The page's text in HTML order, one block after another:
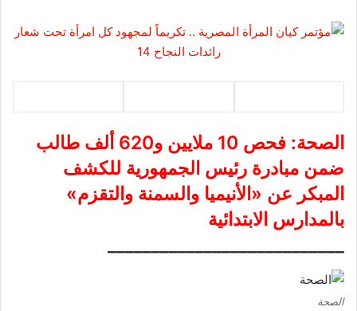
الصحة: فحص 10 ملايين و620 ألف طالب
ضمن مبادرة رئيس الجمهورية للكشف
المبكر عن «الأنيميا والسمنة والتقزم»
بالمدارس الابتدائية
الصحة